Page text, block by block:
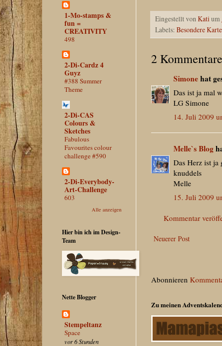
Eingestellt vonKati um
Labels: Besondere
2
Simonehat
Das ist ja mal
LG Simone
14. Juli 2009
Melle`s Blog
Das Herz ist ja
knuddels
Melle
15. Juli 2009
Kommentar
Neuerer Post
Abonnieren
Zu meinen
1-Mo-stamps &
fun =
CREATIVITY
498
2-Di-Cardz 4
Guyz
#388 Summer
Theme
2-Di-CAS
Colours &
Sketches
Fabulous
Favourites colour
challenge #590
2-Di-Everybody-
Art-Challenge
603
Alle anzeigen
Hier bin ich im Design-
Team
Nette Blogger
Stempeltanz
Space
vor 6 Stunden